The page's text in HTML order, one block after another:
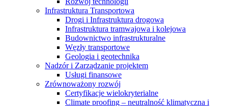
Infrastruktura Transportowa
Drogi i Infrastruktura drogowa
Infrastruktura tramwajowa i kolejowa
Budownictwo infrastrukturalne
Węzły transportowe
Geologia i geotechnika
Nadzór i Zarządzanie projektem
Usługi finansowe
Zrównoważony rozwój
Certyfikacje wielokryterialne
Climate proofing – neutralność klimatyczna i